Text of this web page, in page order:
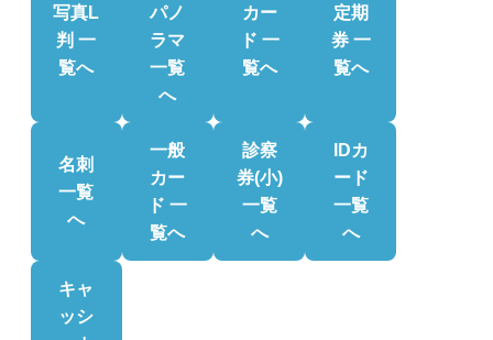
写真L
判 一
覧へ
パノ
ラマ
一覧
へ
カー
ド 一
覧へ
定期
券 一
覧へ
名刺
一覧
へ
一般
カー
ド 一
覧へ
診察
券(小)
一覧
へ
IDカ
ード
一覧
へ
キャ
ッシ